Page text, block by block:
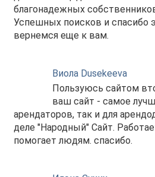
благонадежных
Успешных поисков и спасибо
вернемся еще к вам.
Виола Dusekeeva
Пользуюсь сайтом
ваш сайт - самое
арендаторов, так и для
деле "Народный" Сайт.
помогает людям. спасибо.